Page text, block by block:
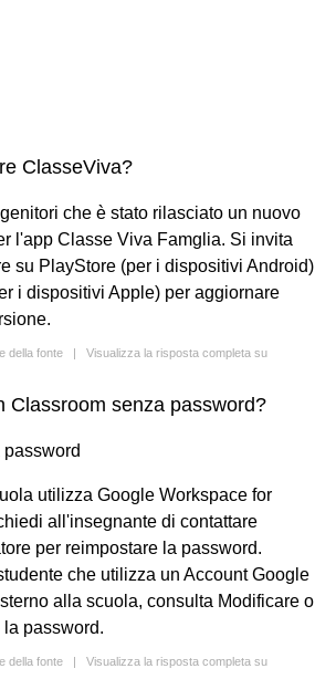
ClasseViva?
che è stato rilasciato un nuovo
l'app Classe Viva Famglia. Si invita
su PlayStore (per i dispositivi Android)
i dispositivi Apple) per aggiornare
della fonte | Visualizza la risposta completa su
Classroom senza password?
utilizza Google Workspace for
all'insegnante di contattare
per reimpostare la password.
che utilizza un Account Google
alla scuola, consulta Modificare o
password.
della fonte | Visualizza la risposta completa su